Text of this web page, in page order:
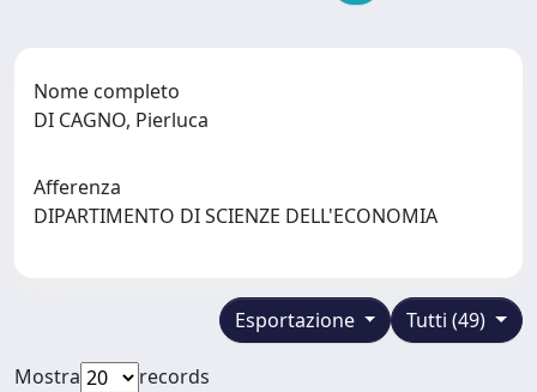
Nome completo
DI CAGNO, Pierluca
Afferenza
DIPARTIMENTO DI SCIENZE DELL'ECONOMIA
Tutti (49)
Esportazione
Mostra
records